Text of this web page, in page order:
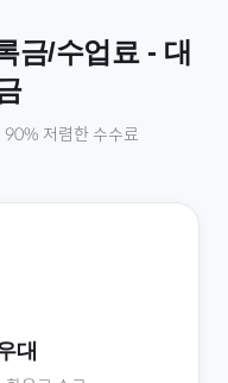
금/수업료 - 대
저렴한 수수료
대